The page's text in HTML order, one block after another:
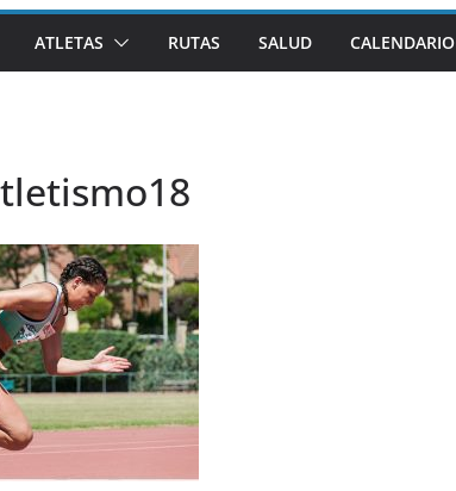
España absoluto en Disco
Calahorra acoge este fin de semana
ATLETAS RUTAS SALUD CALENDARIO